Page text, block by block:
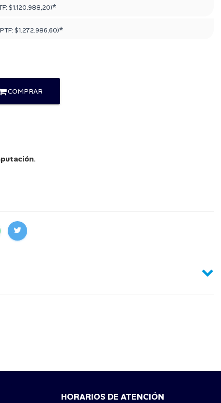
$1.120.988,20)*
$1.272.986,60)*
COMPRAR
.
HORARIOS DE ATENCIÓN